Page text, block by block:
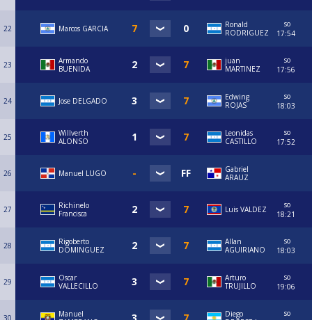
22 Marcos GARCIA
Ronald
RODRIGUEZ
so
17:54
23
Armando
BUENIDA
juan
MARTINEZ
so
17:56
24 Jose DELGADO
Edwing
ROJAS
so
18:03
25
Willverth
ALONSO
Leonidas
CASTILLO
so
17:52
26 Manuel LUGO
Gabriel
ARAUZ
27
Richinelo
Francisca
Luis VALDEZ
so
18:21
28
Rigoberto
DOMINGUEZ
Allan
AGUIRIANO
so
18:03
29
Oscar
VALLECILLO
Arturo
TRUJILLO
so
19:06
Manuel
Diego
so